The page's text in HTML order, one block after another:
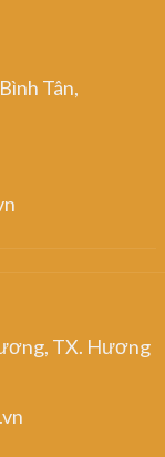
Tân,
TX. Hương